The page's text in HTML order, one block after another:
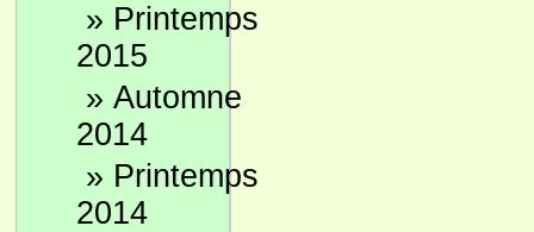
» Printemps
2015
» Automne
2014
» Printemps
2014